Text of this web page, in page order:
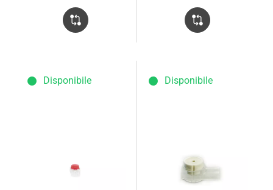
Disponibile Disponibile